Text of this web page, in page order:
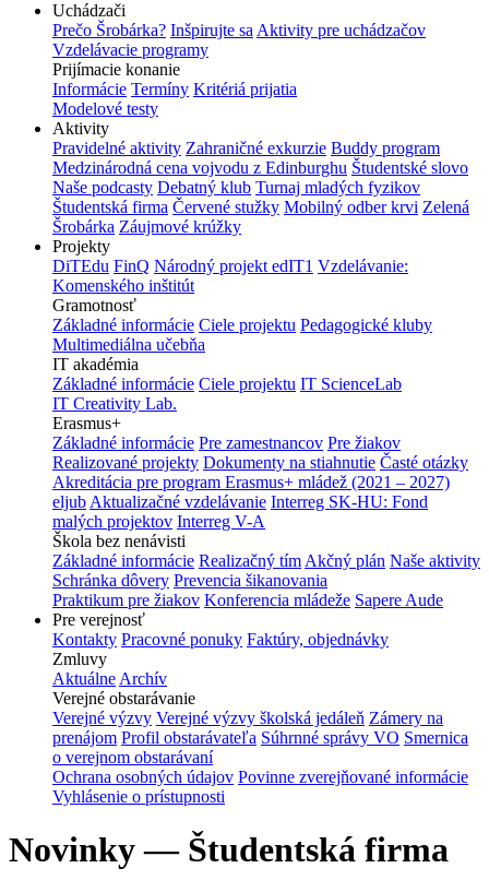
Uchádzači
Prečo Šrobárka? Inšpirujte sa Aktivity pre uchádzačov
Vzdelávacie programy
Prijímacie konanie
Informácie Termíny Kritériá prijatia
Modelové testy
Aktivity
Pravidelné aktivity Zahraničné exkurzie Buddy program
Medzinárodná cena vojvodu z Edinburghu Študentské slovo
Naše podcasty Debatný klub Turnaj mladých fyzikov
Študentská firma Červené stužky Mobilný odber krvi Zelená
Šrobárka Záujmové krúžky
Projekty
DiTEdu FinQ Národný projekt edIT1 Vzdelávanie:
Komenského inštitút
Gramotnosť
Základné informácie Ciele projektu Pedagogické kluby
Multimediálna učebňa
IT akadémia
Základné informácie Ciele projektu IT ScienceLab
IT Creativity Lab.
Erasmus+
Základné informácie Pre zamestnancov Pre žiakov
Realizované projekty Dokumenty na stiahnutie Časté otázky
Akreditácia pre program Erasmus+ mládež (2021 – 2027)
eljub Aktualizačné vzdelávanie Interreg SK-HU: Fond
malých projektov Interreg V-A
Škola bez nenávisti
Základné informácie Realizačný tím Akčný plán Naše aktivity
Schránka dôvery Prevencia šikanovania
Praktikum pre žiakov Konferencia mládeže Sapere Aude
Pre verejnosť
Kontakty Pracovné ponuky Faktúry, objednávky
Zmluvy
Aktuálne Archív
Verejné obstarávanie
Verejné výzvy Verejné výzvy školská jedáleň Zámery na
prenájom Profil obstarávateľa Súhrnné správy VO Smernica
o verejnom obstarávaní
Ochrana osobných údajov Povinne zverejňované informácie
Vyhlásenie o prístupnosti
Novinky — Študentská firma